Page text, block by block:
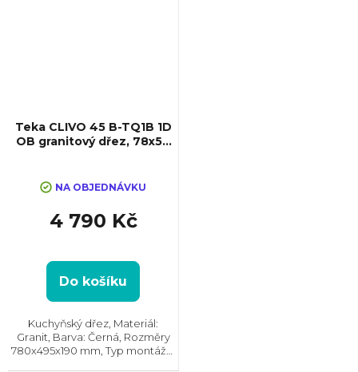
Teka CLIVO 45 B-TQ1B 1D
OB granitový dřez, 78x50
NA OBJEDNÁVKU
4 790 Kč
Do košíku
Kuchyňský dřez, Materiál:
Granit, Barva: Černá, Rozměry
780x495x190 mm, Typ montáže: